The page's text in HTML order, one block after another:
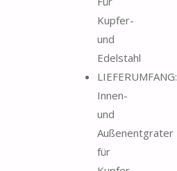
Kupfer-
und
Edelstahl
LIEFERUMFANG:
Innen-
und
Außenentgrater
für